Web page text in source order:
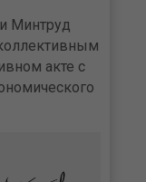
Минтруд
акте с